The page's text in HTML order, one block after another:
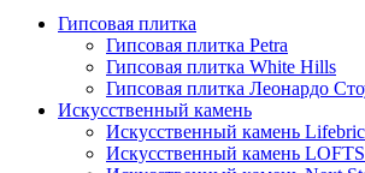
Гипсовая плитка
Гипсовая плитка Petra
Гипсовая плитка White Hills
Гипсовая плитка Леонардо
Искусственный камень
Искусственный камень
Искусственный камень